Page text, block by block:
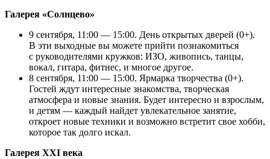
Галерея «Солнцево»
9 сентября, 11:00 — 15:00. День открытых дверей (0+).
В эти выходные вы можете прийти познакомиться
с руководителями кружков: ИЗО, живопись, танцы,
вокал, гитара, фитнес, и многое другое.
8 сентября, 11:00 — 15:00. Ярмарка творчества (0+).
Гостей ждут интересные знакомства, творческая
атмосфера и новые знания. Будет интересно и взрослым,
и детям — каждый найдет увлекательное занятие,
откроет новые техники и возможно встретит свое хобби,
которое так долго искал.
Галерея XXI века